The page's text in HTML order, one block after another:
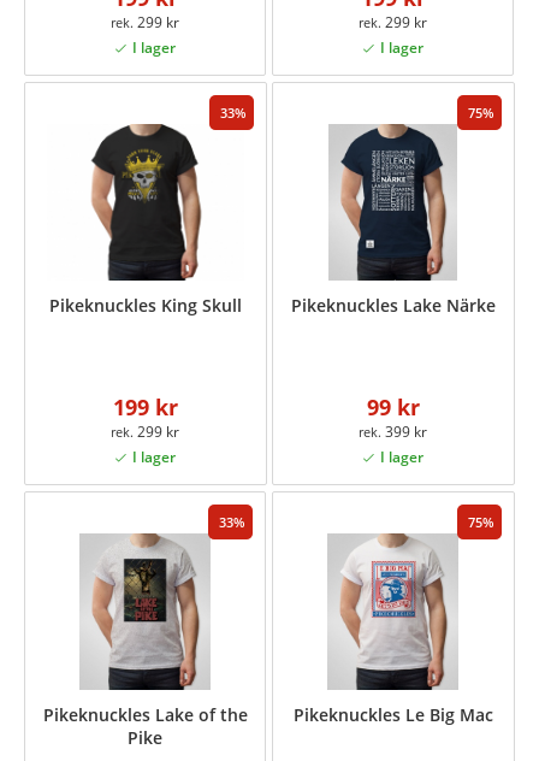
299 kr 299 kr
33
Pikeknuckles King Skull
199 kr
299 kr
75
Pikeknuckles Lake Närke
99 kr
399 kr
33
Pikeknuckles Lake of the
Pike
75
Pikeknuckles Le Big Mac